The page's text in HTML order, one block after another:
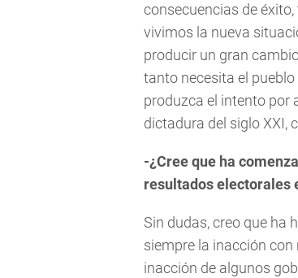
consecuencias de
vivimos la nueva
producir un gran
tanto necesita el
produzca el intento por
dictadura del siglo XXI,
-¿Cree que ha
resultados electorales
Sin dudas, creo que ha
siempre la inacción con
inacción de algunos